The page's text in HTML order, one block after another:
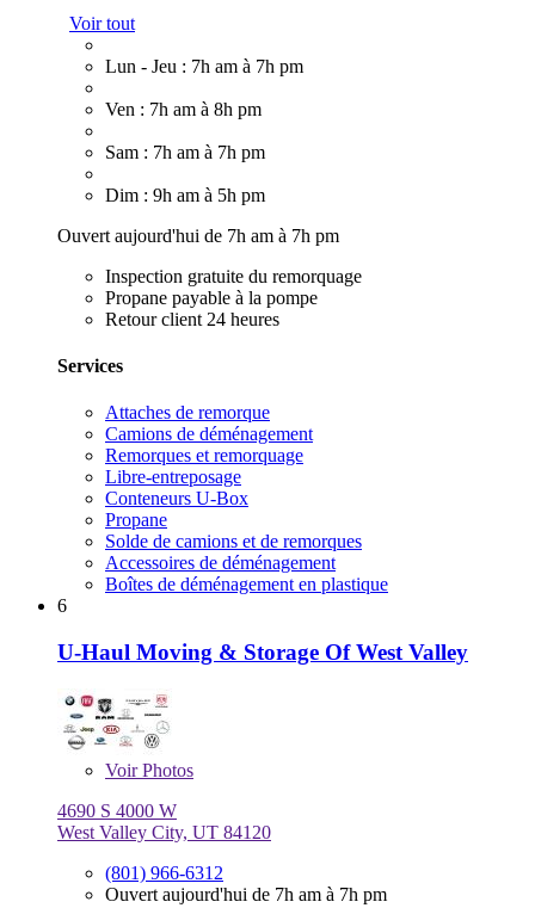
Voir tout
Lun - Jeu : 7h am à 7h pm
Ven : 7h am à 8h pm
Sam : 7h am à 7h pm
Dim : 9h am à 5h pm
Ouvert aujourd'hui de 7h am à 7h pm
Inspection gratuite du remorquage
Propane payable à la pompe
Retour client 24 heures
Services
Attaches de remorque
Camions de déménagement
Remorques et remorquage
Libre-entreposage
Conteneurs U-Box
Propane
Solde de camions et de remorques
Accessoires de déménagement
Boîtes de déménagement en plastique
6
U-Haul Moving & Storage Of West Valley
VoirPhotos
4690 S 4000 W
West Valley City, UT 84120
(801) 966-6312
Ouvert aujourd'hui de 7h am à 7h pm